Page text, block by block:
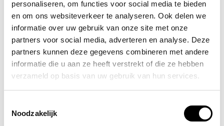
personaliseren, om functies voor social media te bieden
en om ons websiteverkeer te analyseren. Ook delen we
informatie over uw gebruik van onze site met onze
partners voor social media, adverteren en analyse. Deze
partners kunnen deze gegevens combineren met andere
informatie die u aan ze heeft verstrekt of die ze hebben
verzameld op basis van uw gebruik van hun services.
Noodzakelijk
laptoptas / aktetas / werktas
125,00
laptoptas / aktetas / werktas
79,00